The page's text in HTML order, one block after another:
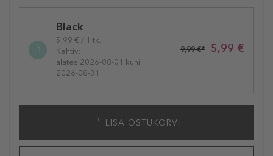
variationBlack
5,99 € / 1 tk.
Kehtiv:
alates 2026-08-01 kuni
2026-08-31
5,99 €
9,99 €*
LISA OSTUKORVI